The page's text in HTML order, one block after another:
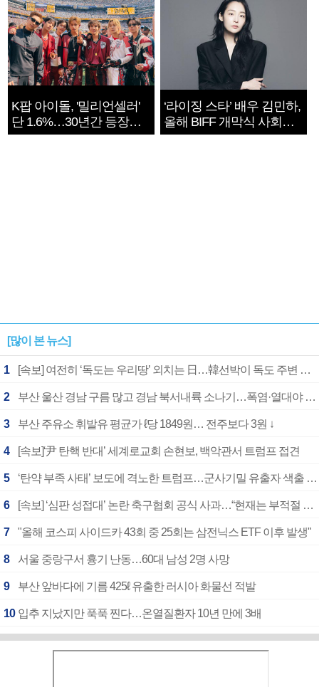
K팝 아이돌, '밀리언셀러'
단 1.6%…30년간 등장
1182개팀 전수조사
‘라이징 스타’ 배우 김민하,
올해 BIFF 개막식 사회자
확정
[많이 본 뉴스]
1 [속보] 여전히 ‘독도는 우리땅’ 외치는 日…韓선박이 독도 주변 해양조사 활동하자 반발
2 부산 울산 경남 구름 많고 경남 북서내륙 소나기…폭염·열대야 계속
3 부산 주유소 휘발유 평균가 ℓ당 1849원… 전주보다 3원 ↓
4 [속보]‘尹 탄핵 반대’ 세계로교회 손현보, 백악관서 트럼프 접견
5 ‘탄약 부족 사태’ 보도에 격노한 트럼프…군사기밀 유출자 색출 지시
6 [속보] ‘심판 성접대’ 논란 축구협회 공식 사과…“현재는 부적절 행위 없어”
7 "올해 코스피 사이드카 43회 중 25회는 삼전닉스 ETF 이후 발생"
8 서울 중랑구서 흉기 난동…60대 남성 2명 사망
9 부산 앞바다에 기름 425ℓ 유출한 러시아 화물선 적발
10 입추 지났지만 푹푹 찐다…온열질환자 10년 만에 3배